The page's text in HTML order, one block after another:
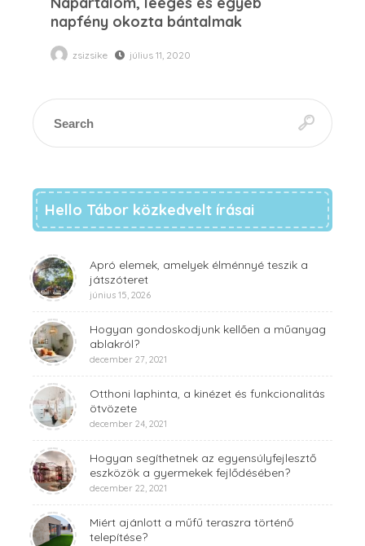
napfény okozta bántalmak
zsizsike július 11, 2020
Hello Tábor közkedvelt írásai
Apró elemek, amelyek élménnyé teszik a
játszóteret
június 15, 2026
Hogyan gondoskodjunk kellően a műanyag
ablakról?
december 27, 2021
Otthoni laphinta, a kinézet és funkcionalitás
ötvözete
december 24, 2021
Hogyan segíthetnek az egyensúlyfejlesztő
eszközök a gyermekek fejlődésében?
december 22, 2021
Miért ajánlott a műfű teraszra történő
telepítése?